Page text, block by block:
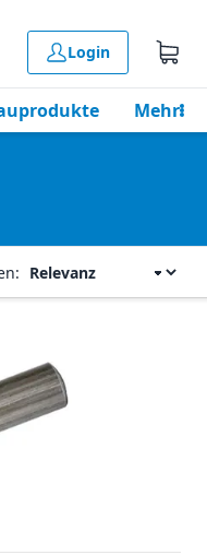
Login
Mehr